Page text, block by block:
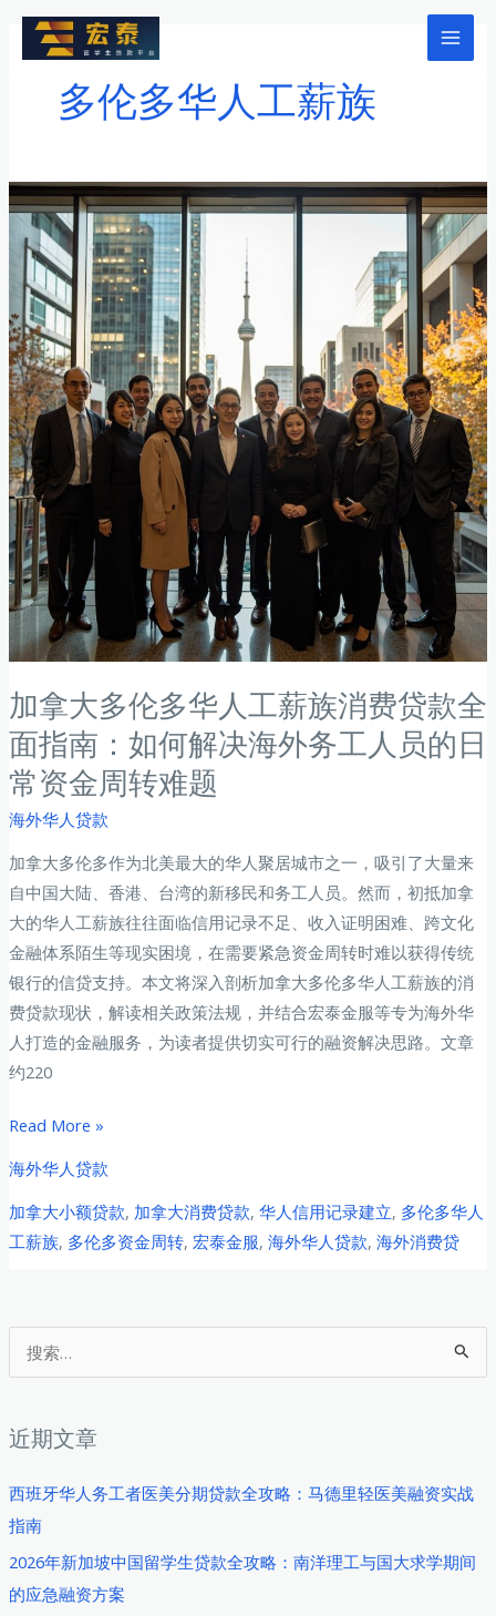
Main
索
近期文章
西班牙华人务工者医美分期贷款全攻略：马德里轻医美融资实战
指南
2026年新加坡中国留学生贷款全攻略：南洋理工与国大求学期间
的应急融资方案
多伦多华人工薪族
加拿大多伦多华人工薪族消费贷款全
面指南：如何解决海外务工人员的日
常资金周转难题
海外华人贷款
加拿大多伦多作为北美最大的华人聚居城市之一，吸引了大量来
自中国大陆、香港、台湾的新移民和务工人员。然而，初抵加拿
大的华人工薪族往往面临信用记录不足、收入证明困难、跨文化
金融体系陌生等现实困境，在需要紧急资金周转时难以获得传统
银行的信贷支持。本文将深入剖析加拿大多伦多华人工薪族的消
费贷款现状，解读相关政策法规，并结合宏泰金服等专为海外华
人打造的金融服务，为读者提供切实可行的融资解决思路。文章
约220
加
大
多
伦
人
族
消
费
贷
全
面
Read More »
海外华人贷款
加拿大小额贷款, 加拿大消费贷款, 华人信用记录建立, 多伦多华人
工薪族, 多伦多资金周转, 宏泰金服, 海外华人贷款, 海外消费贷